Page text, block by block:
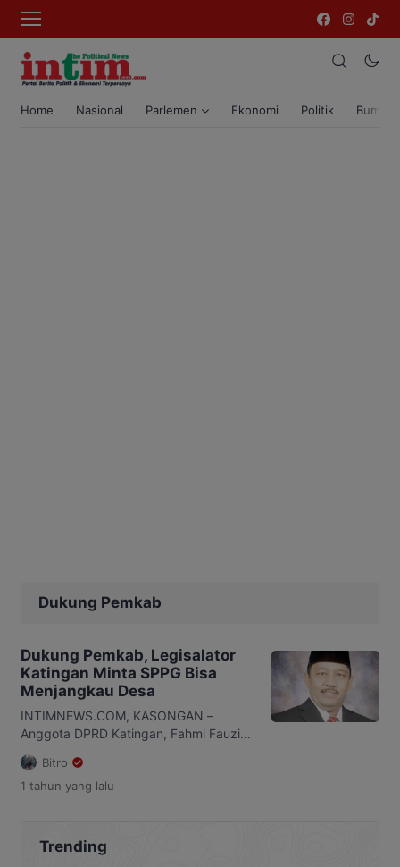
Home Nasional Parlemen Ekonomi Politik Bumi
Dukung Pemkab
Dukung Pemkab, Legisalator
Katingan Minta SPPG Bisa
Menjangkau Desa
INTIMNEWS.COM, KASONGAN –
Anggota DPRD Katingan, Fahmi Fauzi,
langkah nnyata pemerintah Kabupaten
Katingan terus berkomitmen
Pemenuhan Gizi (SPPG). SPPG tersebut
berlokasi di Jalan Paken, Kelurahan
Bitro
1 tahun yang lalu
Trending